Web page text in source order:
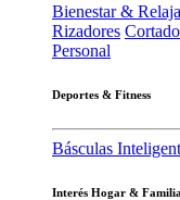
Bienestar &
Rizadores
Personal
Deportes & Fitness
Básculas
Interés Hogar & Familia